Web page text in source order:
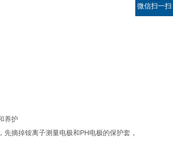
养护
先摘掉铵离子测量电极和PH电极的保护套，
微信扫一扫